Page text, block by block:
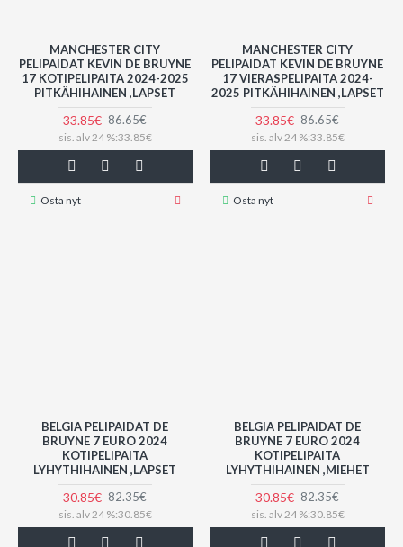
MANCHESTER CITY
PELIPAIDAT KEVIN DE BRUYNE
17 KOTIPELIPAITA 2024-2025
PITKÄHIHAINEN ,LAPSET
33.85€ 86.65€
sis. alv 24 %:33.85€
Osta nyt
MANCHESTER CITY
PELIPAIDAT KEVIN DE BRUYNE
17 VIERASPELIPAITA 2024-
2025 PITKÄHIHAINEN ,LAPSET
33.85€ 86.65€
sis. alv 24 %:33.85€
Osta nyt
BELGIA PELIPAIDAT DE
BRUYNE 7 EURO 2024
KOTIPELIPAITA
LYHYTHIHAINEN ,LAPSET
30.85€ 82.35€
sis. alv 24 %:30.85€
BELGIA PELIPAIDAT DE
BRUYNE 7 EURO 2024
KOTIPELIPAITA
LYHYTHIHAINEN ,MIEHET
30.85€ 82.35€
sis. alv 24 %:30.85€